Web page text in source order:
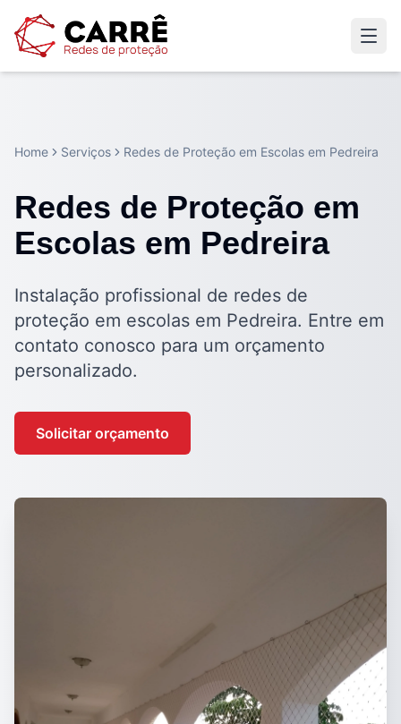
Home Serviços Redes de Proteção em Escolas em Pedreira
Redes de Proteção em
Escolas em Pedreira
Instalação profissional de redes de
proteção em escolas em Pedreira. Entre em
contato conosco para um orçamento
personalizado.
Solicitar orçamento